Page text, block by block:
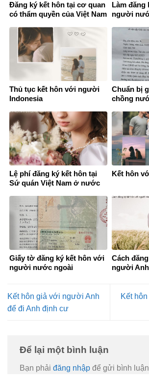
Đăng ký kết hôn tại cơ quan
có thẩm quyền của Việt Nam
Làm đăng
người
Thủ tục kết hôn với người
Indonesia
Chuẩn bị
chồng
Lệ phí đăng ký kết hôn tại
Sứ quán Việt Nam ở nước
Kết hôn
Giấy tờ đăng ký kết hôn với
người nước ngoài
Cách
người
Kết hôn giả với người Anh
để đi Anh định cư
Kết
Để lại một bình luận
Bạn phải đăng nhập để gửi bình